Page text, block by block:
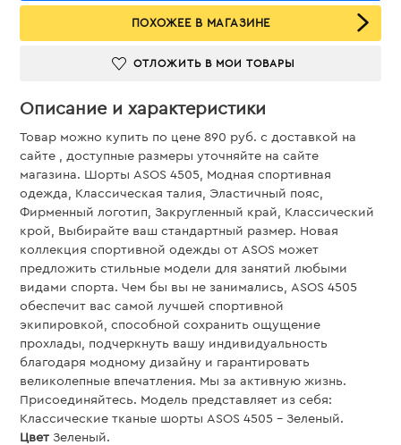
ПОХОЖЕЕ В МАГАЗИНЕ
ОТЛОЖИТЬ В МОИ ТОВАРЫ
Описание и характеристики
Товар можно купить по цене 890 руб. c доставкой на
сайте , доступные размеры уточняйте на сайте
магазина. Шорты ASOS 4505, Модная спортивная
одежда, Классическая талия, Эластичный пояс,
Фирменный логотип, Закругленный край, Классический
крой, Выбирайте ваш стандартный размер. Новая
коллекция спортивной одежды от ASOS может
предложить стильные модели для занятий любыми
видами спорта. Чем бы вы не занимались, ASOS 4505
обеспечит вас самой лучшей спортивной
экипировкой, способной сохранить ощущение
прохлады, подчеркнуть вашу индивидуальность
благодаря модному дизайну и гарантировать
великолепные впечатления. Мы за активную жизнь.
Присоединяйтесь. Модель представляет из себя:
Классические тканые шорты ASOS 4505 - Зеленый.
Цвет Зеленый.